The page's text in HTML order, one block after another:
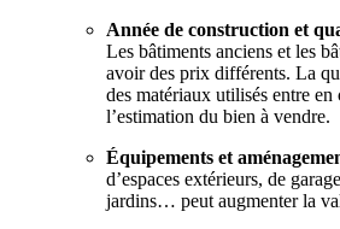
Année de construction et
Les bâtiments anciens et les
avoir des prix différents. La
des matériaux utilisés entre en
l’estimation du bien à vendre.
Équipements et
d’espaces extérieurs, de
jardins… peut augmenter la